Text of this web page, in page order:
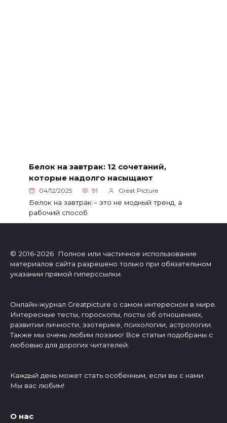
Белок на завтрак: 12 сочетаний,
которые надолго насыщают
04/12/2025 91 Great Picture
Белок на завтрак – это не модный тренд, а
рабочий способ
© 2016-2026 Полное или частичное использование
материалов сайта разрешено только при обязательном
указании прямой гиперссылки.
Онлайн-журнал Greatpicture о самом интересном в мире.
Интересные тесты, гороскопы, посты об отношениях,
развитии личности, эзотерике, психологии, астрологии.
Также мы очень любим поэзию! Все статьи подобраны с
любовью для дорогих читателей.
Каждый день может стать особенным, если вы с нами.
Мы вас любим!
О нас